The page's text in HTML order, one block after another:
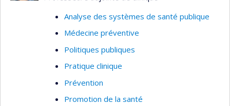
Analyse des systèmes de santé publique
Médecine préventive
Politiques publiques
Pratique clinique
Prévention
Promotion de la santé